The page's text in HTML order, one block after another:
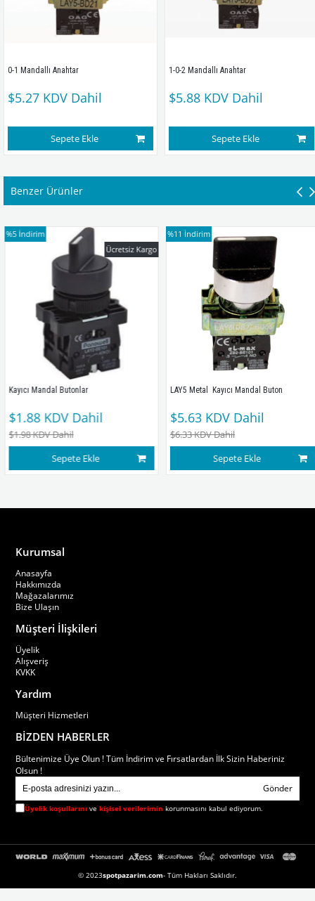
0-1 Mandallı Anahtar
$5.27 KDV Dahil
Sepete Ekle
1-0-2 Mandallı Anahtar
$5.88 KDV Dahil
Sepete Ekle
Benzer Ürünler
Kayıcı Mandal Butonlar
$1.88 KDV Dahil
$1.98KDV Dahil
Sepete Ekle
%5 İndirim
Ücretsiz Kargo
LAY5 Metal  Kayıcı Mandal Buton
$5.63 KDV Dahil
$6.33KDV Dahil
Sepete Ekle
%11 İndirim
Kurumsal
Anasayfa
Hakkımızda
Mağazalarımız
Bize Ulaşın
Müşteri İlişkileri
Üyelik
Alışveriş
KVKK
Yardım
Müşteri Hizmetleri
BİZDEN HABERLER
Bültenimize Üye Olun ! Tüm İndirim ve Fırsatlardan İlk Sizin Haberiniz
Olsun !
Gönder
Üyelik koşullarını vekişisel verilerimin korunmasını kabul ediyorum.
© 2023spotpazarim.com- Tüm Hakları Saklıdır.